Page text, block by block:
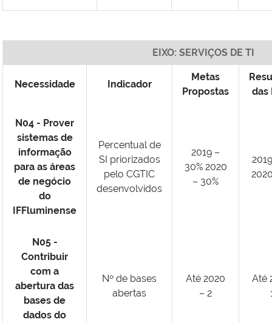
EIXO: SERVIÇOS DE TI
Necessidade Indicador
Metas
Propostas
das
N04 - Prover
sistemas de
informação
para as áreas
de negócio
do
IFFluminense
Percentual de
SI priorizados
pelo CGTIC
desenvolvidos
2019 –
30% 2020
– 30%
N05 -
Contribuir
com a
abertura das
bases de
dados do
Nº de bases
abertas
Até 2020
– 2
Até